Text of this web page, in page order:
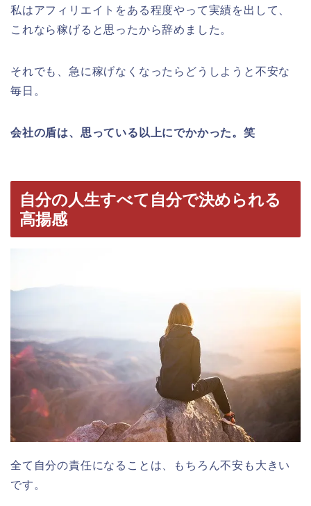
私はアフィリエイトをある程度やって実績を出して、
これなら稼げると思ったから辞めました。
それでも、急に稼げなくなったらどうしようと不安な
毎日。
会社の盾は、思っている以上にでかかった。笑
自分の人生すべて自分で決められる
高揚感
全て自分の責任になることは、もちろん不安も大きい
です。